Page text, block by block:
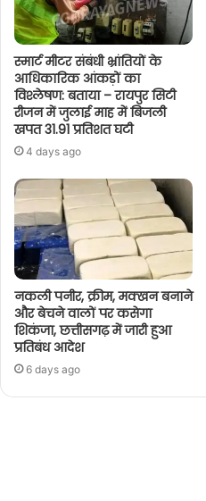
स्मार्ट मीटर संबंधी भ्रांतियों के
आधिकारिक आंकड़ों का
विश्लेषण: बताया – रायपुर सिटी
रीजन में जुलाई माह में बिजली
खपत 31.91 प्रतिशत घटी
4 days ago
नकली पनीर, क्रीम, मक्खन बनाने
और बेचने वालों पर कसेगा
शिकंजा, छत्तीसगढ़ में जारी हुआ
प्रतिबंध आदेश
6 days ago